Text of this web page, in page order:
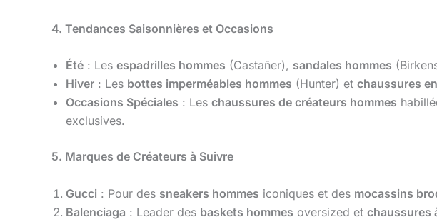
4. Tendances Saisonnières et Occasions
Été : Les espadrilles hommes (Castañer), sandales hommes
Hiver : Les bottes imperméables hommes (Hunter) et chaussures
Occasions Spéciales : Les chaussures de créateurs hommes
exclusives.
5. Marques de Créateurs à Suivre
Gucci : Pour des sneakers hommes iconiques et des mocassins
Balenciaga : Leader des baskets hommes oversized et chaussures